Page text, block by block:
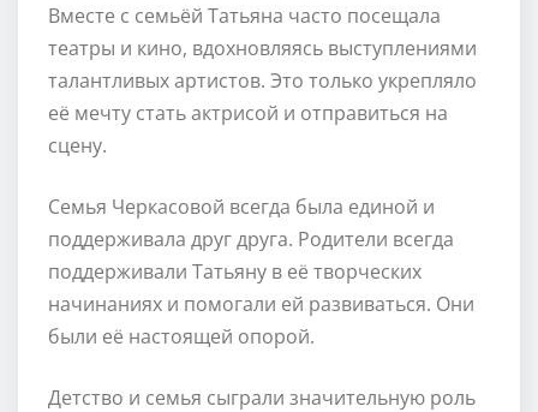
Вместе с семьёй Татьяна часто посещала
театры и кино, вдохновляясь выступлениями
талантливых артистов. Это только укрепляло
её мечту стать актрисой и отправиться на
сцену.
Семья Черкасовой всегда была единой и
поддерживала друг друга. Родители всегда
поддерживали Татьяну в её творческих
начинаниях и помогали ей развиваться. Они
были её настоящей опорой.
Детство и семья сыграли значительную роль